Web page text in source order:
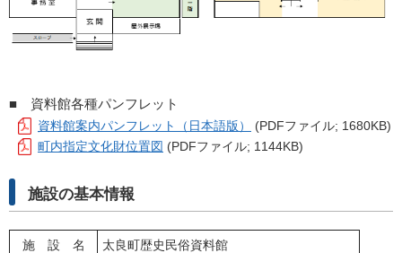
■ 資料館各種パンフレット
資料館案内パンフレット（日本語版）
(PDFファイル; 1680KB)
町内指定文化財位置図 (PDFファイル; 1144KB)
施設の基本情報
施 設 名 太良町歴史民俗資料館